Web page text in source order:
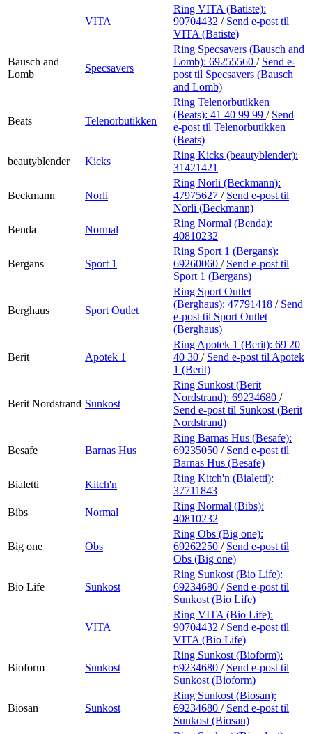
VITA
Ring VITA (Batiste):
90704432 / Send e-post til
VITA (Batiste)
Bausch and
Lomb
Specsavers
Ring Specsavers (Bausch and
Lomb): 69255560 / Send e-
post til Specsavers (Bausch
and Lomb)
Beats Telenorbutikken
Ring Telenorbutikken
(Beats): 41 40 99 99 / Send
e-post til Telenorbutikken
(Beats)
beautyblender
Kicks
Ring Kicks (beautyblender):
31421421
Beckmann Norli
Ring Norli (Beckmann):
47975627 / Send e-post til
Norli (Beckmann)
Benda
Normal
Ring Normal (Benda):
40810232
Bergans Sport 1
Ring Sport 1 (Bergans):
69260060 / Send e-post til
Sport 1 (Bergans)
Berghaus Sport Outlet
Ring Sport Outlet
(Berghaus): 47791418 / Send
e-post til Sport Outlet
(Berghaus)
Berit Apotek 1
Ring Apotek 1 (Berit): 69 20
40 30 / Send e-post til Apotek
1 (Berit)
Berit Nordstrand Sunkost
Ring Sunkost (Berit
Nordstrand): 69234680 /
Send e-post til Sunkost (Berit
Nordstrand)
Besafe Barnas Hus
Ring Barnas Hus (Besafe):
69235050 / Send e-post til
Barnas Hus (Besafe)
Bialetti
Kitch'n
Ring Kitch'n (Bialetti):
37711843
Bibs
Normal
Ring Normal (Bibs):
40810232
Big one Obs
Ring Obs (Big one):
69262250 / Send e-post til
Obs (Big one)
Bio Life Sunkost
Ring Sunkost (Bio Life):
69234680 / Send e-post til
Sunkost (Bio Life)
VITA
Ring VITA (Bio Life):
90704432 / Send e-post til
VITA (Bio Life)
Bioform Sunkost
Ring Sunkost (Bioform):
69234680 / Send e-post til
Sunkost (Bioform)
Biosan Sunkost
Ring Sunkost (Biosan):
69234680 / Send e-post til
Sunkost (Biosan)